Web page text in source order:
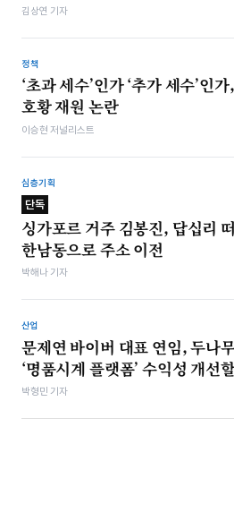
김상연 기자
정책
‘초과 세수’인가 ‘추가 세수’인
호황 재원 논란
이승현 저널리스트
심층기획
단독
싱가포르 거주 김봉진, 답십리
한남동으로 주소 이전
박해나 기자
산업
문제연 바이버 대표 연임, 두나
‘명품시계 플랫폼’ 수익성 개선
박형민 기자